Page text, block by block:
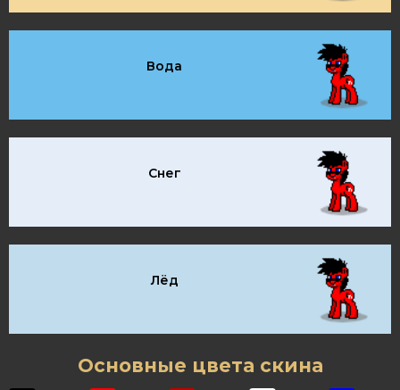
Вода
Снег
Лёд
Основные цвета скина